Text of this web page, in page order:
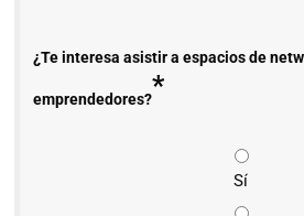
¿Te interesa asistir a espacios de
emprendedores?*
Sí